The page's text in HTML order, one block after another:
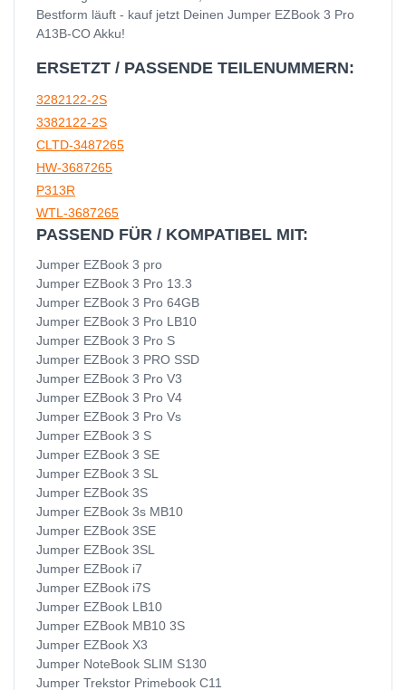
Bestform läuft - kauf jetzt Deinen Jumper EZBook 3 Pro
A13B-CO Akku!
ERSETZT / PASSENDE TEILENUMMERN:
3282122-2S
3382122-2S
CLTD-3487265
HW-3687265
P313R
WTL-3687265
PASSEND FÜR / KOMPATIBEL MIT:
Jumper EZBook 3 pro
Jumper EZBook 3 Pro 13.3
Jumper EZBook 3 Pro 64GB
Jumper EZBook 3 Pro LB10
Jumper EZBook 3 Pro S
Jumper EZBook 3 PRO SSD
Jumper EZBook 3 Pro V3
Jumper EZBook 3 Pro V4
Jumper EZBook 3 Pro Vs
Jumper EZBook 3 S
Jumper EZBook 3 SE
Jumper EZBook 3 SL
Jumper EZBook 3S
Jumper EZBook 3s MB10
Jumper EZBook 3SE
Jumper EZBook 3SL
Jumper EZBook i7
Jumper EZBook i7S
Jumper EZBook LB10
Jumper EZBook MB10 3S
Jumper EZBook X3
Jumper NoteBook SLIM S130
Jumper Trekstor Primebook C11